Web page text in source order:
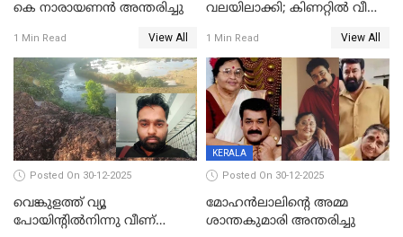
കെ നാരായണന്‍ അന്തരിച്ചു
1 Min Read View All
വലയിലാക്കി; കിണറ്റിൽ വീണ
1 Min Read View All
Posted On 30-12-2025
വെങ്കുളത്ത് വ്യൂ
പോയിന്റിൽനിന്നു വീണ്
KERALA
Posted On 30-12-2025
മോഹന്‍ലാലിന്‍റെ അമ്മ
ശാന്തകുമാരി അന്തരിച്ചു